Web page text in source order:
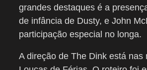
grandes destaques é a
de infância de Dusty, e John
participação especial no longa.
A direção de The Dink está nas